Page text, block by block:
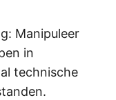
Manipuleer
in
technische